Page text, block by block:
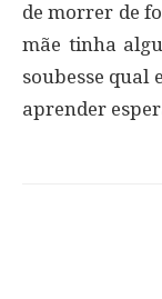
de morrer de
mãe tinha
soubesse qual
aprender